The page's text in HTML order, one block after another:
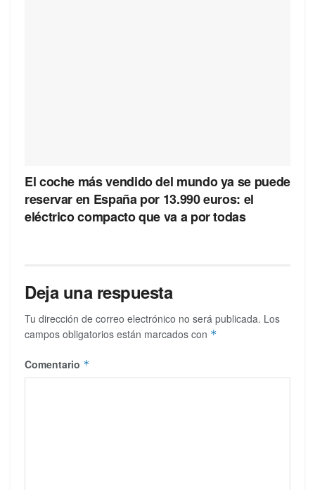
El coche más vendido del mundo ya se puede
reservar en España por 13.990 euros: el
eléctrico compacto que va a por todas
Deja una respuesta
Tu dirección de correo electrónico no será publicada. Los
campos obligatorios están marcados con *
Comentario *